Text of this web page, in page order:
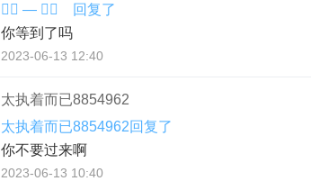
⃢️ — ⃢️ 回复了
你等到了吗
2023-06-13 12:40
太执着而已8854962
太执着而已8854962回复了
你不要过来啊
2023-06-13 10:40